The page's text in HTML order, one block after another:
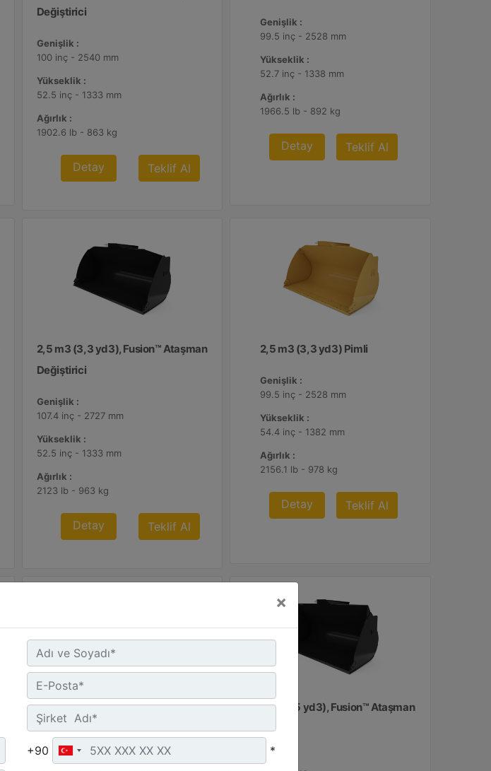
Değiştirici
Genişlik :
100 inç - 2540 mm
Yükseklik :
52.5 inç - 1333 mm
Ağırlık :
1902.6 lb - 863 kg
Detay Teklif Al
Genişlik :
99.5 inç - 2528 mm
Yükseklik :
52.7 inç - 1338 mm
Ağırlık :
1966.5 lb - 892 kg
Detay Teklif Al
2,5 m3 (3,3 yd3), Fusion™ Ataşman
Değiştirici
Genişlik :
107.4 inç - 2727 mm
Yükseklik :
52.5 inç - 1333 mm
Ağırlık :
2123 lb - 963 kg
Detay Teklif Al
2,5 m3 (3,3 yd3) Pimli
Genişlik :
99.5 inç - 2528 mm
Yükseklik :
54.4 inç - 1382 mm
Ağırlık :
2156.1 lb - 978 kg
Detay Teklif Al
2,5 m3 (3,3 yd3) Pimli
Genişlik :
107.4 inç - 2727 mm
2,7 m3 (3,5 yd3), Fusion™ Ataşman
Değiştirici
Genişlik :
×
+90 *